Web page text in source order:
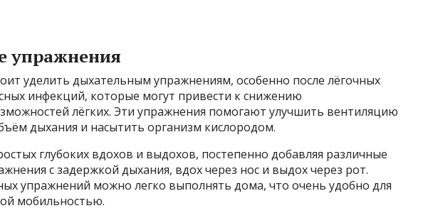
упражнения
уделить дыхательным упражнениям, особенно после лёгочных
инфекций, которые могут привести к снижению
лёгких. Эти упражнения помогают улучшить вентиляцию
дыхания и насытить организм кислородом.
глубоких вдохов и выдохов, постепенно добавляя различные
с задержкой дыхания, вдох через нос и выдох через рот.
упражнений можно легко выполнять дома, что очень удобно для
мобильностью.